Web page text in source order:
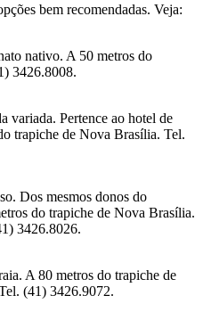
bem recomendadas. Veja:
nativo. A 50 metros do
3426.8008.
variada. Pertence ao hotel de
trapiche de Nova Brasília. Tel.
Dos mesmos donos do
do trapiche de Nova Brasília.
3426.8026.
A 80 metros do trapiche de
(41) 3426.9072.